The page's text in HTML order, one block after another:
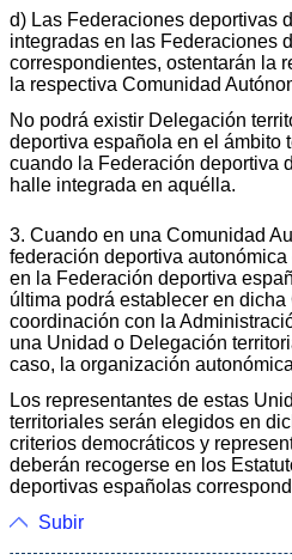
d) Las Federaciones deportivas
integradas en las Federaciones
correspondientes, ostentarán la
la respectiva Comunidad
No podrá existir Delegación
deportiva española en el ámbito
cuando la Federación deportiva
halle integrada en aquélla.
3. Cuando en una Comunidad
federación deportiva
en la Federación deportiva
última podrá establecer en dicha
coordinación con la
una Unidad o Delegación
caso, la organización
Los representantes de estas
territoriales serán elegidos en
criterios democráticos y
deberán recogerse en los
deportivas españolas
Subir